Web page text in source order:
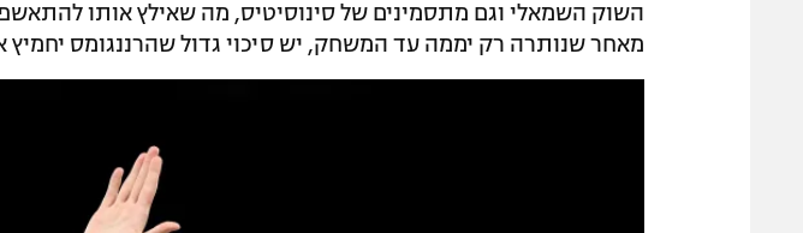
השוק השמאלי וגם מתסמינים של סינוסיטיס, מה שאילץ אותו
מאחר שנותרה רק יממה עד המשחק, יש סיכוי גדול שהרננגומס